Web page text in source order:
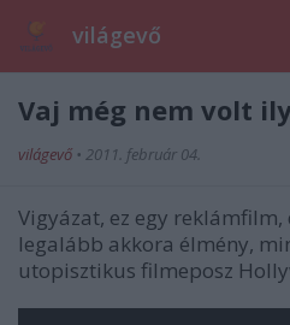
világevő
Vaj még nem volt
világevő • 2011. február 04.
Vigyázat, ez egy reklámfilm,
legalább akkora élmény,
utopisztikus filmeposz